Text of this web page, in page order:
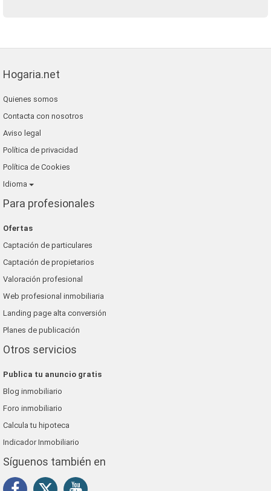
Hogaria.net
Quienes somos
Contacta con nosotros
Aviso legal
Política de privacidad
Política de Cookies
Idioma
Para profesionales
Ofertas
Captación de particulares
Captación de propietarios
Valoración profesional
Web profesional inmobiliaria
Landing page alta conversión
Planes de publicación
Otros servicios
Publica tu anuncio gratis
Blog inmobiliario
Foro inmobiliario
Calcula tu hipoteca
Indicador Inmobiliario
Síguenos también en